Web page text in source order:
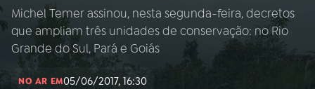
AO VIVO
INÍCIO
Michel Temer assinou, nesta segunda-feira, decretos
que ampliam três unidades de conservação: no Rio
Grande do Sul, Pará e Goiás
NO AR EM05/06/2017, 16:30